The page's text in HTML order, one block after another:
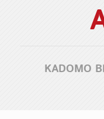
KADOMO